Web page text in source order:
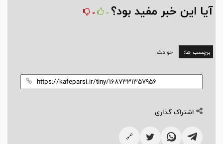
آیا این خبر مفید بود؟ 0
0
برچسب ها: حوادث
اشتراک گذاری
🔗